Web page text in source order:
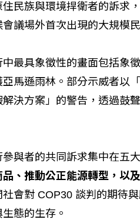
住民族與環境捍衛者的訴求
會議場外首次出現的大規模
中最具象徵性的畫面包括象
亞馬遜雨林。部分示威者以
解決方案」的警告，透過鼓
參與者的共同訴求集中在五大
品、推動公正能源轉型，以
社會對 COP30 談判的期待
態的生存。